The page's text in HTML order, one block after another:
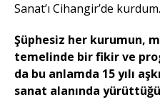
Sanat’ı Cihangir’de kurdum.
Şüphesiz her kurumun,
temelinde bir fikir ve
da bu anlamda 15 yılı
sanat alanında